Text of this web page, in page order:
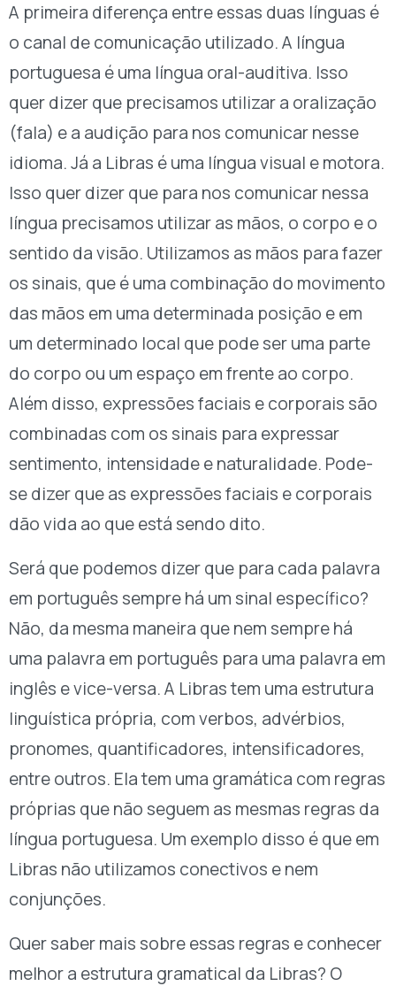
A primeira diferença entre essas duas línguas é
o canal de comunicação utilizado. A língua
portuguesa é uma língua oral-auditiva. Isso
quer dizer que precisamos utilizar a oralização
(fala) e a audição para nos comunicar nesse
idioma. Já a Libras é uma língua visual e motora.
Isso quer dizer que para nos comunicar nessa
língua precisamos utilizar as mãos, o corpo e o
sentido da visão. Utilizamos as mãos para fazer
os sinais, que é uma combinação do movimento
das mãos em uma determinada posição e em
um determinado local que pode ser uma parte
do corpo ou um espaço em frente ao corpo.
Além disso, expressões faciais e corporais são
combinadas com os sinais para expressar
sentimento, intensidade e naturalidade. Pode-
se dizer que as expressões faciais e corporais
dão vida ao que está sendo dito.
Será que podemos dizer que para cada palavra
em português sempre há um sinal específico?
Não, da mesma maneira que nem sempre há
uma palavra em português para uma palavra em
inglês e vice-versa. A Libras tem uma estrutura
linguística própria, com verbos, advérbios,
pronomes, quantificadores, intensificadores,
entre outros. Ela tem uma gramática com regras
próprias que não seguem as mesmas regras da
língua portuguesa. Um exemplo disso é que em
Libras não utilizamos conectivos e nem
conjunções.
Quer saber mais sobre essas regras e conhecer
melhor a estrutura gramatical da Libras? O